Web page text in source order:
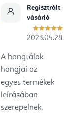
Regisztrált
vásárló
2023.05.28.
A hangtálak
hangjai az
egyes termékek
leírásában
szerepelnek,